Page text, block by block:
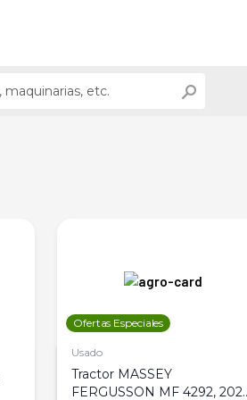
Ofertas Especiales
Usado
Tractor MASSEY
FERGUSSON MF 4292,